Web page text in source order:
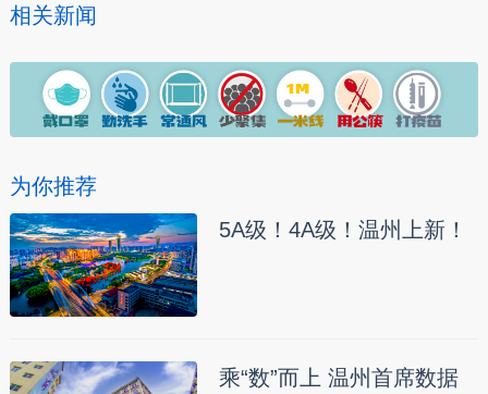
相关新闻
为你推荐
5A级！4A级！温州上新！
乘“数”而上 温州首席数据